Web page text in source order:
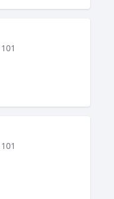
101
101